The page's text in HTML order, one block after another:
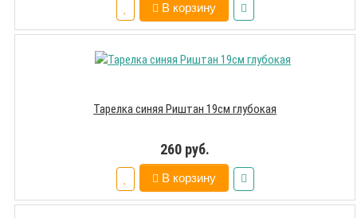
В корзину
Тарелка синяя Риштан 19см глубокая
260 руб.
В корзину